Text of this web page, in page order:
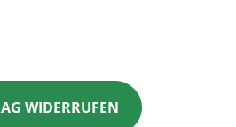
WIDERRUFEN